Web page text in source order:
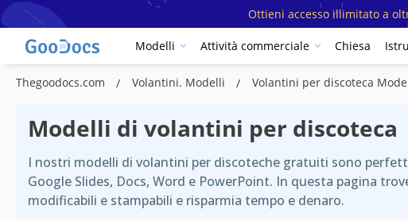
Ottieni accesso illimitato a
Modelli Attività commerciale Chiesa
Thegoodocs.com Volantini. Modelli Volantini per discoteca
Modelli di volantini per discoteca
I nostri modelli di volantini per discoteche gratuiti sono
Google Slides, Docs, Word e PowerPoint. In questa pagina
modificabili e stampabili e risparmia tempo e denaro.